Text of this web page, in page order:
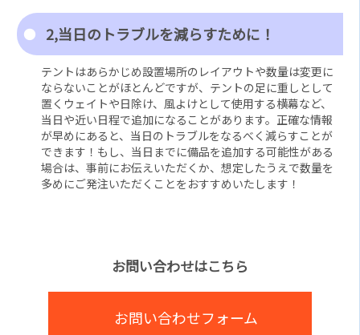
2,当日のトラブルを減らすために！
テントはあらかじめ設置場所のレイアウトや数量は変更に
ならないことがほとんどですが、テントの足に重しとして
置くウェイトや日除け、風よけとして使用する横幕など、
当日や近い日程で追加になることがあります。正確な情報
が早めにあると、当日のトラブルをなるべく減らすことが
できます！もし、当日までに備品を追加する可能性がある
場合は、事前にお伝えいただくか、想定したうえで数量を
多めにご発注いただくことをおすすめいたします！
お問い合わせはこちら
お問い合わせフォーム